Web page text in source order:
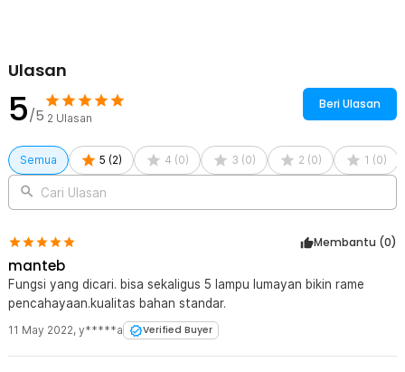
Ulasan
5/5 2 Ulasan
Beri Ulasan
Semua 5 (2) 4 (0) 3 (0) 2 (0) 1 (0)
Cari Ulasan
Membantu (0)
manteb
Fungsi yang dicari. bisa sekaligus 5 lampu lumayan bikin rame
pencahayaan.kualitas bahan standar.
11 May 2022, y*****a Verified Buyer